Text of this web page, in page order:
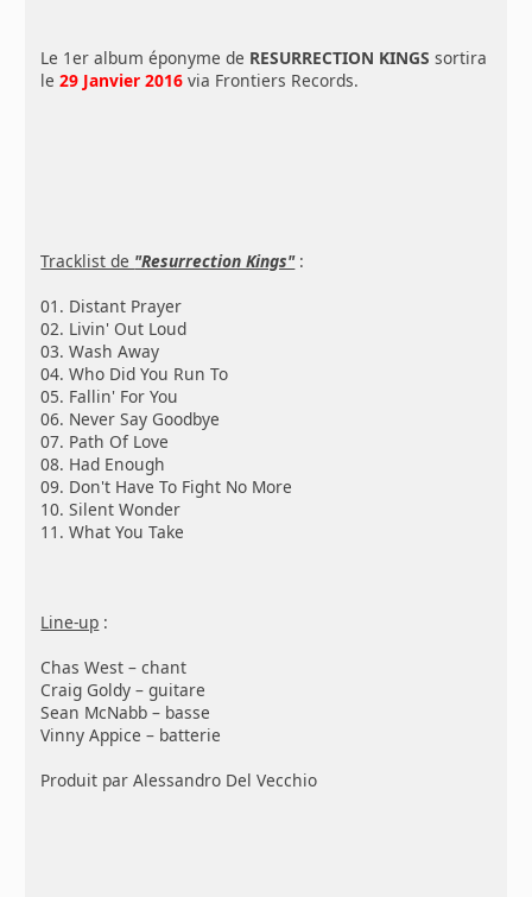
Le 1er album éponyme de RESURRECTION KINGS sortira
le29 Janvier 2016 via Frontiers Records.
Tracklist de "Resurrection Kings":
01. Distant Prayer
02. Livin' Out Loud
03. Wash Away
04. Who Did You Run To
05. Fallin' For You
06. Never Say Goodbye
07. Path Of Love
08. Had Enough
09. Don't Have To Fight No More
10. Silent Wonder
11. What You Take
Line-up :
Chas West – chant
Craig Goldy – guitare
Sean McNabb – basse
Vinny Appice – batterie
Produit par Alessandro Del Vecchio